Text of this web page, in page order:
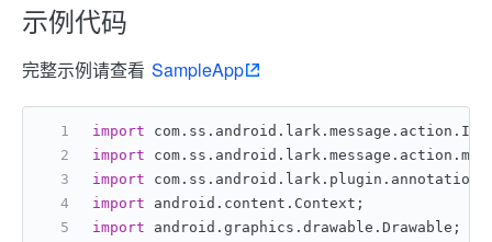
示例代码
完整示例请查看 SampleApp
import
import
import
import android.content.Context;
import android.graphics.drawable.Drawable;